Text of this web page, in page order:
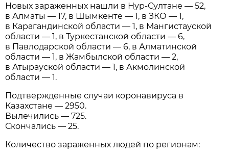
Новых зараженных нашли в Нур-Султане — 52,
в Алматы — 17, в Шымкенте — 1, в ЗКО — 1,
в Карагандинской области — 1, в Мангистауской
области — 1, в Туркестанской области — 6,
в Павлодарской области — 6, в Алматинской
области — 1, в Жамбылской области — 2,
в Атырауской области — 1, в Акмолинской
области — 1.
Подтвержденные случаи коронавируса в
Казахстане — 2950.
Вылечились — 725.
Скончались — 25.
Количество зараженных людей по регионам: